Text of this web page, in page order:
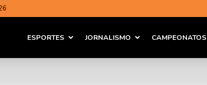
ESPORTES JORNALISMO CAMPEONATOS